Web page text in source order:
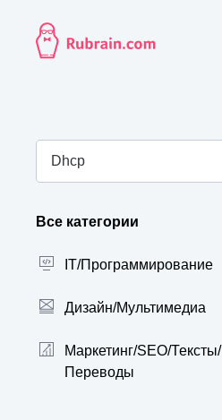
Все категории
IT/Программирование
Дизайн/Мультимедиа
Маркетинг/SEO/Тексты/
Переводы